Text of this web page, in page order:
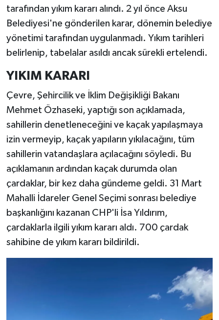
tarafından yıkım kararı alındı. 2 yıl önce Aksu
Belediyesi'ne gönderilen karar, dönemin belediye
yönetimi tarafından uygulanmadı. Yıkım tarihleri
belirlenip, tabelalar asıldı ancak sürekli ertelendi.
YIKIM KARARI
Çevre, Şehircilik ve İklim Değişikliği Bakanı
Mehmet Özhaseki, yaptığı son açıklamada,
sahillerin denetleneceğini ve kaçak yapılaşmaya
izin vermeyip, kaçak yapıların yıkılacağını, tüm
sahillerin vatandaşlara açılacağını söyledi. Bu
açıklamanın ardından kaçak durumda olan
çardaklar, bir kez daha gündeme geldi. 31 Mart
Mahalli İdareler Genel Seçimi sonrası belediye
başkanlığını kazanan CHP'li İsa Yıldırım,
çardaklarla ilgili yıkım kararı aldı. 700 çardak
sahibine de yıkım kararı bildirildi.